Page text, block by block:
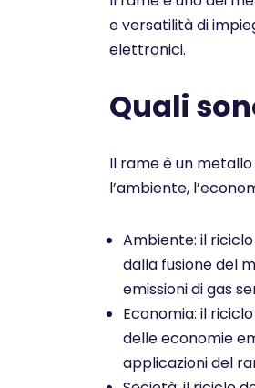
e versatilità di
elettronici.
Quali
Il rame è un
l’ambiente,
Ambiente: il
dalla fusione del
emissioni di gas
Economia: il
delle economie
applicazioni del